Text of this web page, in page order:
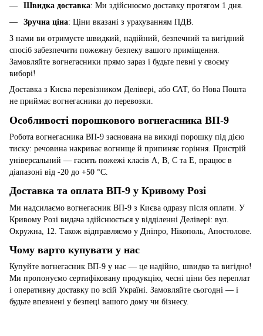
Швидка доставка: Ми здійснюємо доставку протягом 1 дня.
Зручна ціна: Ціни вказані з урахуванням ПДВ.
З нами ви отримуєте швидкий, надійний, безпечний та вигідний
спосіб забезпечити пожежну безпеку вашого приміщення.
Замовляйте вогнегасники прямо зараз і будьте певні у своєму
виборі!
Доставка з Києва перевізником Делівері, або САТ, бо Нова Пошта
не приймає вогнегасники до перевозки.
Особливості порошкового вогнегасника ВП-9
Робота вогнегасника ВП-9 заснована на викиді порошку під дією
тиску: речовина накриває вогнище й припиняє горіння. Пристрій
універсальний — гасить пожежі класів A, B, C та E, працює в
діапазоні від -20 до +50 °C.
Доставка та оплата ВП-9 у Кривому Розі
Ми надсилаємо вогнегасник ВП-9 з Києва одразу після оплати. У
Кривому Розі видача здійснюється у відділенні Делівері: вул.
Окружна, 12. Також відправляємо у Дніпро, Нікополь, Апостолове.
Чому варто купувати у нас
Купуйте вогнегасник ВП-9 у нас — це надійно, швидко та вигідно!
Ми пропонуємо сертифіковану продукцію, чесні ціни без переплат
і оперативну доставку по всій Україні. Замовляйте сьогодні — і
будьте впевнені у безпеці вашого дому чи бізнесу.